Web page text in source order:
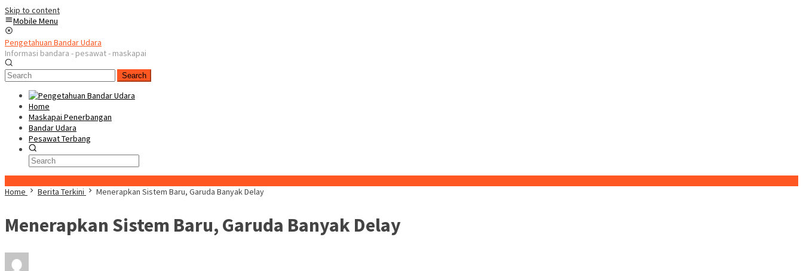
Skip to content
Mobile Menu
Pengetahuan Bandar Udara
Informasi bandara - pesawat - maskapai
Search
Home
Maskapai Penerbangan
Bandar Udara
Pesawat Terbang
Home
Berita Terkini Menerapkan Sistem Baru, Garuda Banyak Delay
Menerapkan Sistem Baru, Garuda Banyak Delay